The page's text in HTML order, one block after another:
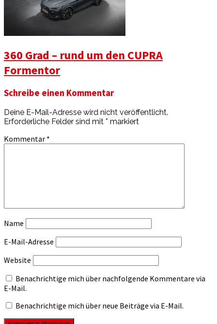
360 Grad – rund um den CUPRA
Formentor
Schreibe einen Kommentar
Deine E-Mail-Adresse wird nicht veröffentlicht.
Erforderliche Felder sind mit * markiert
Kommentar *
Name
E-Mail-Adresse
Website
Benachrichtige mich über nachfolgende Kommentare via
E-Mail.
Benachrichtige mich über neue Beiträge via E-Mail.